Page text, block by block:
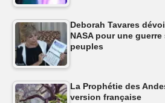
Deborah Tavares
NASA pour une
peuples
La Prophétie des
version française